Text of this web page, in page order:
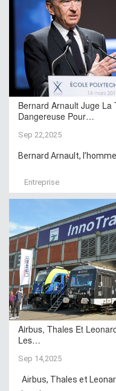
Bernard Arnault Juge La
Dangereuse Pour…
Sep 22,2025
Bernard Arnault,
Entreprise
Airbus, Thales Et
Les…
Sep 14,2025
Airbus, Thales et